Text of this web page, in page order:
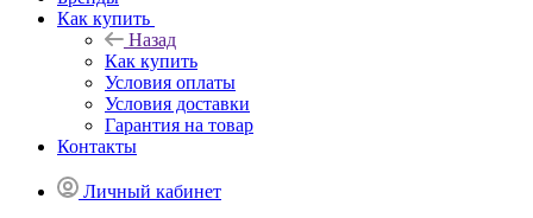
Как купить
Назад
Как купить
Условия оплаты
Условия доставки
Гарантия на товар
Контакты
Личный кабинет